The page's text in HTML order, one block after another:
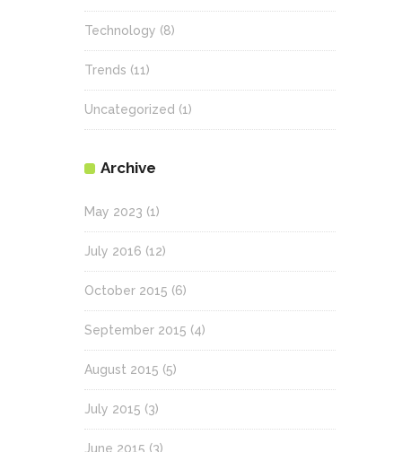
Technology (8)
Trends (11)
Uncategorized (1)
Archive
May 2023 (1)
July 2016 (12)
October 2015 (6)
September 2015 (4)
August 2015 (5)
July 2015 (3)
June 2015 (3)